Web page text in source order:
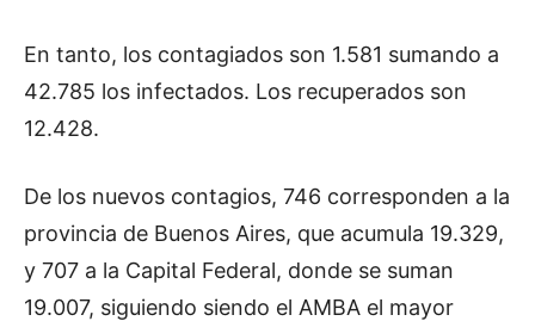
En tanto, los contagiados son 1.581 sumando a
42.785 los infectados. Los recuperados son
12.428.
De los nuevos contagios, 746 corresponden a la
provincia de Buenos Aires, que acumula 19.329,
y 707 a la Capital Federal, donde se suman
19.007, siguiendo siendo el AMBA el mayor